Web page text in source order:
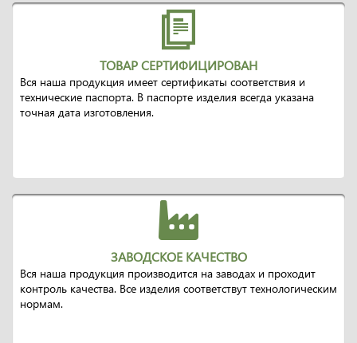
ТОВАР СЕРТИФИЦИРОВАН
Вся наша продукция имеет сертификаты соответствия и
технические паспорта. В паспорте изделия всегда указана
точная дата изготовления.
ЗАВОДСКОЕ КАЧЕСТВО
Вся наша продукция производится на заводах и проходит
контроль качества. Все изделия соответствут технологическим
нормам.